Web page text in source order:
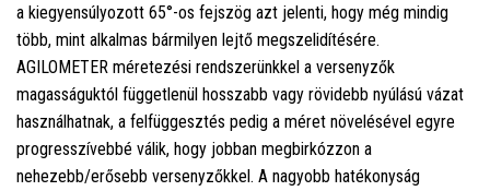
a kiegyensúlyozott 65°-os fejszög azt jelenti, hogy még mindig
több, mint alkalmas bármilyen lejtő megszelidítésére.
AGILOMETER méretezési rendszerünkkel a versenyzők
magasságuktól függetlenül hosszabb vagy rövidebb nyúlású vázat
használhatnak, a felfüggesztés pedig a méret növelésével egyre
progresszívebbé válik, hogy jobban megbirkózzon a
nehezebb/erősebb versenyzőkkel. A nagyobb hatékonyság